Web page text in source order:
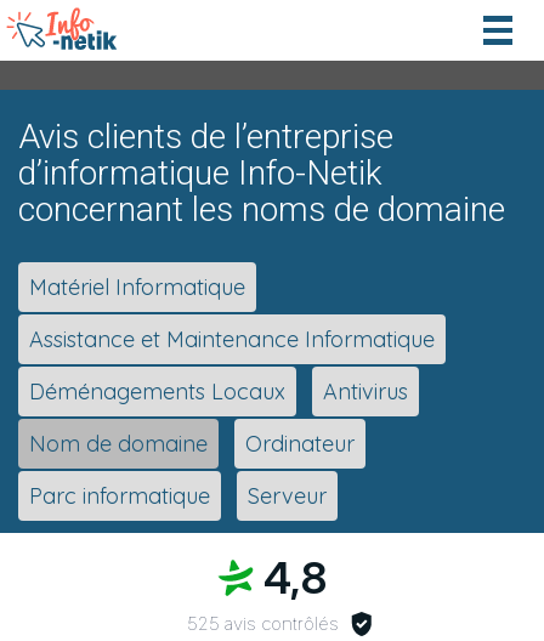
Avis clients de l’entreprise
d’informatique Info-Netik
concernant les noms de domaine
Matériel Informatique
Assistance et Maintenance Informatique
Déménagements Locaux
Antivirus
Nom de domaine
Ordinateur
Parc informatique
Serveur
4,8
525 avis contrôlés